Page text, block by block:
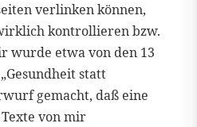
verlinken können,
kontrollieren bzw.
wurde etwa von den 13
statt
gemacht, daß eine
Texte von mir